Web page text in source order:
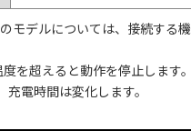
モデルについては、接続する
を超えると動作を停止します。
電時間は変化します。